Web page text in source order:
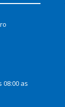
08:00 as